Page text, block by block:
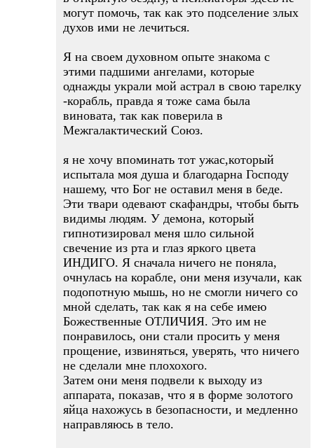
могут помочь, так как это подселение злых
духов ими не лечиться.
Я на своем духовном опыте знакома с
этими падшими ангелами, которые
однажды украли мой астрал в свою тарелку
-корабль, правда я тоже сама была
виновата, так как поверила в
Межгалактический Союз.
я не хочу впоминать тот ужас,который
испытала моя душа и благодарна Господу
нашему, что Бог не оставил меня в беде.
Эти твари одевают скафандры, чтобы быть
видимы людям. У демона, который
гипнотизировал меня шло сильной
свечение из рта и глаз яркого цвета
ИНДИГО. Я сначала ничего не поняла,
очнулась на корабле, они меня изучали, как
подопотную мышь, но не смогли ничего со
мной сделать, так как я на себе имею
Божественные ОТЛИЧИЯ. Это им не
понравилось, они стали просить у меня
прощение, извиняться, уверять, что ничего
не сделали мне плохохого.
Затем они меня подвели к выходу из
аппарата, показав, что я в форме золотого
яйца нахожусь в безопасности, и медленно
направляюсь в тело.